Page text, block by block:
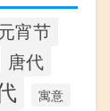
宵节
唐代
寓意